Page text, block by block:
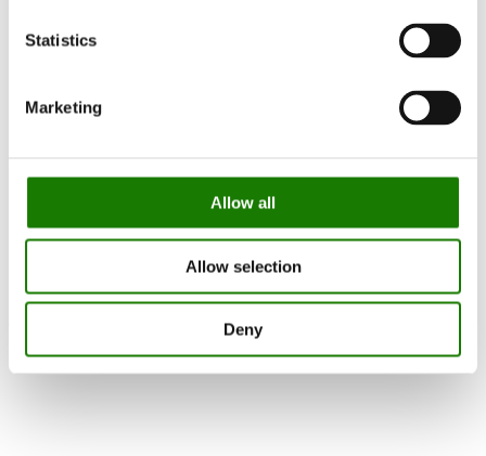
Statistics
Marketing
Allow all
Allow selection
Deny
Declaration of Performance
Ecodesign Tabel 1
Downcycling plan
*Voir le manuel d’installation pour les distances de pose par rapport
RAIS A/S